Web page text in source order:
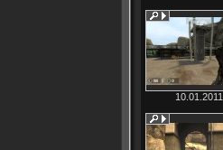
10.01.2011